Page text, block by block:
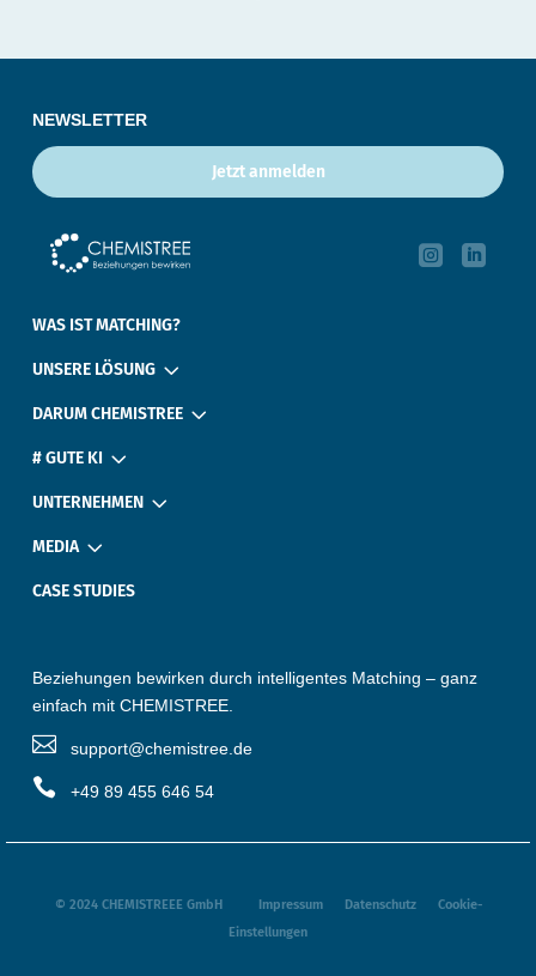
NEWSLETTER
Jetzt anmelden
 
WAS IST MATCHING?
UNSERE LÖSUNG3
DARUM CHEMISTREE3
# GUTE KI 3
UNTERNEHMEN3
MEDIA3
CASE STUDIES
Beziehungen bewirken durch intelligentes Matching – ganz
einfach mit CHEMISTREE.
‎ ‎ ‎ support@chemistree.de
‎ ‎ ‎ +49 89 455 646 54
© 2024 CHEMISTREEE GmbH‎ ‎ ‎ ‎ ‎ ‎ ‎ ‎ ‎ ‎ Impressum‎‎ ‎ ‎ ‎ ‎ Datenschutz‎ ‎ ‎ ‎ ‎ Cookie‎-
Einstellungen